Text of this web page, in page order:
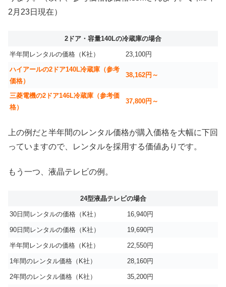
2月23日現在）
2ドア・容量140Lの冷蔵庫の場合
半年間レンタルの価格（K社）
23,100円
ハイアールの2ドア140L冷蔵庫（参考
価格）
38,162円～
三菱電機の2ドア146L冷蔵庫（参考価
格）
37,800円～
上の例だと半年間のレンタル価格が購入価格を大幅に下回
っていますので、レンタルを採用する価値ありです。
もう一つ、液晶テレビの例。
24型液晶テレビの場合
30日間レンタルの価格（K社） 16,940円
90日間レンタルの価格（K社） 19,690円
半年間レンタルの価格（K社） 22,550円
1年間のレンタル価格（K社） 28,160円
2年間のレンタル価格（K社）
35,200円